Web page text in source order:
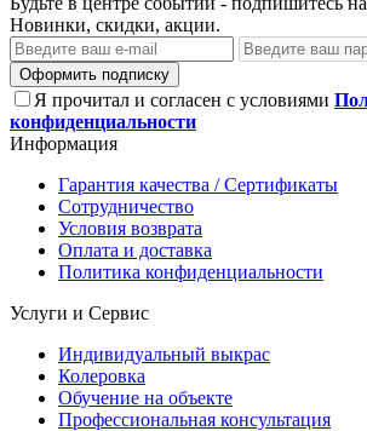
Новинки, скидки, акции.
Оформить подписку
Я прочитал и согласен с условиями
конфиденциальности
Информация
Гарантия качества / Сертификаты
Сотрудничество
Условия возврата
Оплата и доставка
Политика конфиденциальности
Услуги и Сервис
Индивидуальный выкрас
Колеровка
Обучение на объекте
Профессиональная консультация